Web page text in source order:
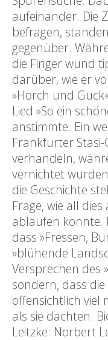
aufeinander. Die
befragen,
gegenüber.
die Finger wund
darüber, wie er
»Horch und
Lied »So ein
anstimmte. Ein
Frankfurter
verhandeln,
vernichtet
die Geschichte
Frage, wie all
ablaufen konnte.
dass »Fressen,
»blühende
Versprechen des
sondern, dass
offensichtlich viel
als sie dachten.
Leitzke: Norbert